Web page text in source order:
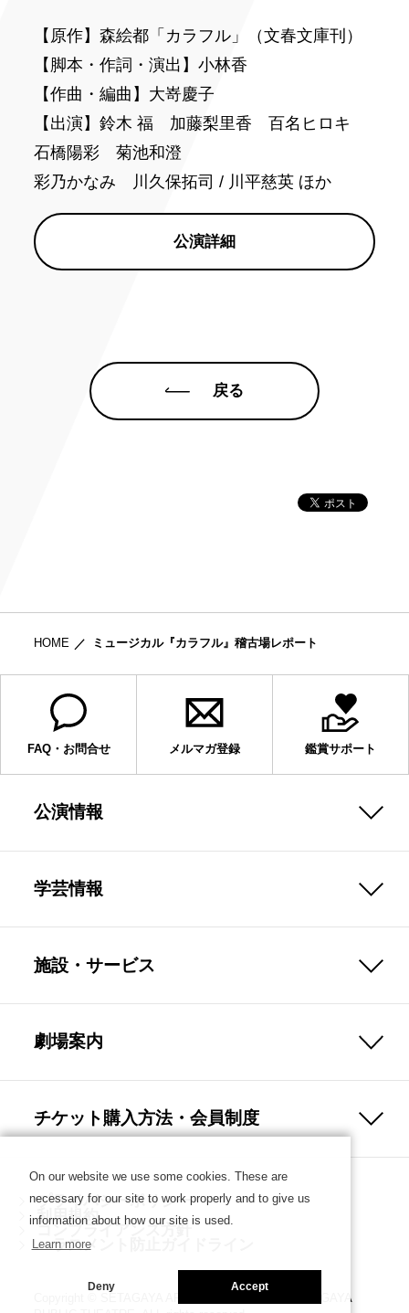
【原作】森絵都「カラフル」（文春文庫刊）
【脚本・作詞・演出】小林香
【作曲・編曲】大嵜慶子
【出演】鈴木 福 加藤梨里香 百名ヒロキ
石橋陽彩 菊池和澄
彩乃かなみ 川久保拓司 / 川平慈英 ほか
公演詳細
戻る
HOME ミュージカル『カラフル』稽古場レポート
FAQ・お問合せ メルマガ登録 鑑賞サポート
公演情報
学芸情報
施設・サービス
劇場案内
チケット購入方法・会員制度
プライバシーポリシー
利用規約
コンプライアンス方針
ハラスメント防止ガイドライン
Copyright © SETAGAYA ARTS FOUNDATION／SETAGAYA
On our website we use some cookies. These are
necessary for our site to work properly and to give us
information about how our site is used.
Learn more
Deny Accept